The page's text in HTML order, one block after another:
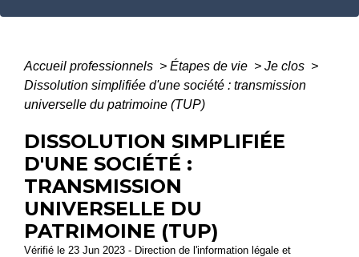
Accueil professionnels > Étapes de vie > Je clos >
Dissolution simplifiée d'une société : transmission
universelle du patrimoine (TUP)
DISSOLUTION SIMPLIFIÉE
D'UNE SOCIÉTÉ :
TRANSMISSION
UNIVERSELLE DU
PATRIMOINE (TUP)
Vérifié le 23 Jun 2023 - Direction de l'information légale et